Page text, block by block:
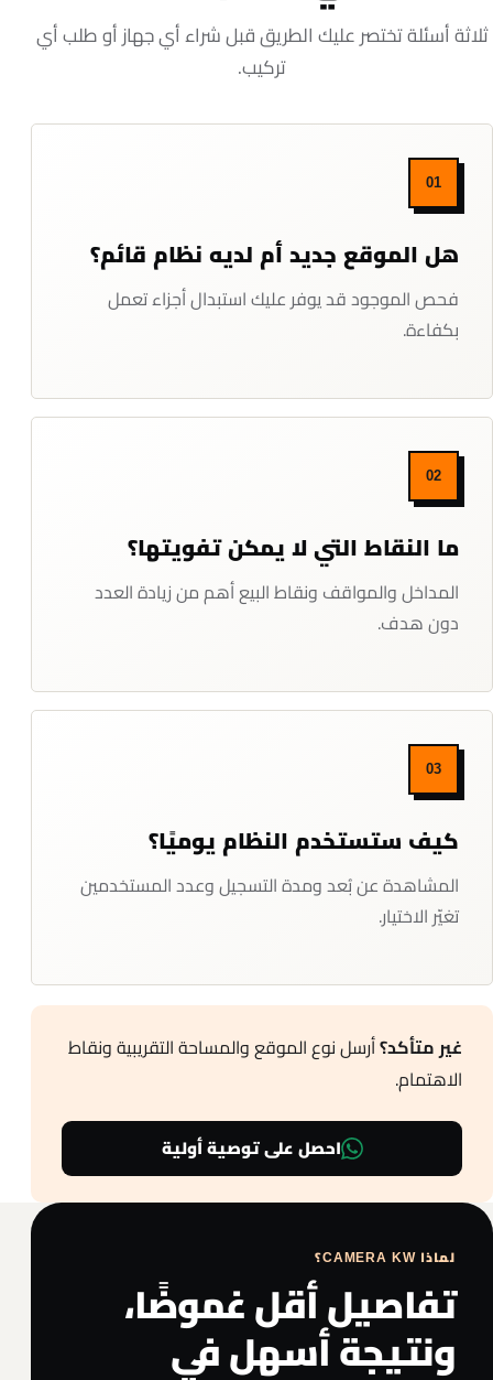
ثلاثة أسئلة تختصر عليك الطريق قبل شراء أي جهاز أو طلب أي
تركيب.
01
هل الموقع جديد أم لديه نظام قائم؟
فحص الموجود قد يوفر عليك استبدال أجزاء تعمل
بكفاءة.
02
ما النقاط التي لا يمكن تفويتها؟
المداخل والمواقف ونقاط البيع أهم من زيادة العدد
دون هدف.
03
كيف ستستخدم النظام يوميًا؟
المشاهدة عن بُعد ومدة التسجيل وعدد المستخدمين
تغيّر الاختيار.
غير متأكد؟ أرسل نوع الموقع والمساحة التقريبية ونقاط
الاهتمام.
احصل على توصية أولية
لماذا CAMERA KW؟
تفاصيل أقل غموضًا،
ونتيجة أسهل في